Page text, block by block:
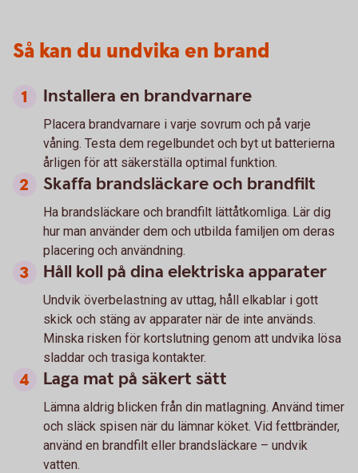
Så kan du undvika en brand
Installera en brandvarnare
Placera brandvarnare i varje sovrum och på varje
våning. Testa dem regelbundet och byt ut batterierna
årligen för att säkerställa optimal funktion.
Skaffa brandsläckare och brandfilt
Ha brandsläckare och brandfilt lättåtkomliga. Lär dig
hur man använder dem och utbilda familjen om deras
placering och användning.
Håll koll på dina elektriska apparater
Undvik överbelastning av uttag, håll elkablar i gott
skick och stäng av apparater när de inte används.
Minska risken för kortslutning genom att undvika lösa
sladdar och trasiga kontakter.
Laga mat på säkert sätt
Lämna aldrig blicken från din matlagning. Använd timer
och släck spisen när du lämnar köket. Vid fettbränder,
använd en brandfilt eller brandsläckare – undvik
vatten.